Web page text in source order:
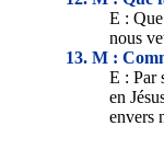
E :
nous
13. M :
E : Par
en
envers